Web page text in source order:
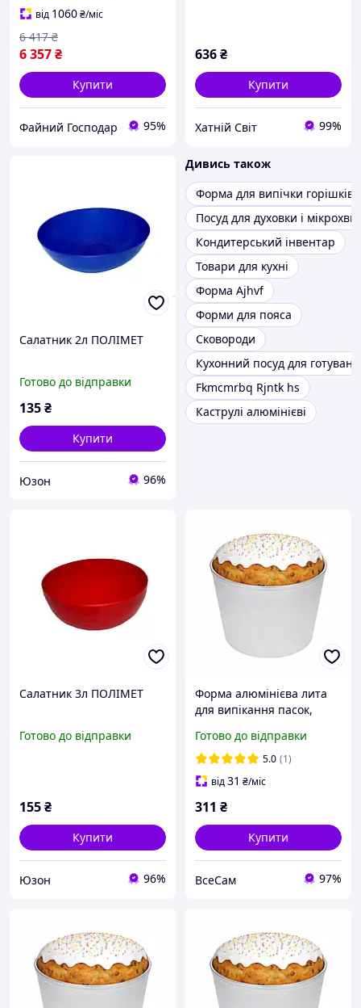
від 1060₴/міс
6 357₴
6 417 ₴
Купити
Файний Господар 95%
636₴
Купити
Хатній Світ 99%
Салатник 2л ПОЛІМЕТ
Готово до відправки
135₴
Купити
Юзон 96%
Дивись також
Форма для випічки горішків
Посуд для духовки і
Кондитерський інвентар
Товари для кухні
Форма Ajhvf
Форми для пояса
Сковороди
Кухонний посуд для
Fkmcmrbq Rjntk hs
Каструлі алюмінієві
Салатник 3л ПОЛІМЕТ
Готово до відправки
155₴
Купити
Юзон 96%
Форма алюмінієва лита
для випікання пасок,
та кексів із посиленим
бортиком по краю 3 л
Готово до відправки
5.0 (1)
від31 ₴/міс
311 ₴
Купити
ВсеСам 97%